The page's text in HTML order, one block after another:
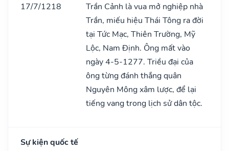
17/7/1218
Trần Cảnh là vua mở nghiệp nhà
Trần, miếu hiệu Thái Tông ra đời
tại Tức Mạc, Thiên Trường, Mỹ
Lộc, Nam Định. Ông mất vào
ngày 4-5-1277. Triều đại của
ông từng đánh thắng quân
Nguyên Mông xâm lược, để lại
tiếng vang trong lịch sử dân tộc.
Sự kiện quốc tế